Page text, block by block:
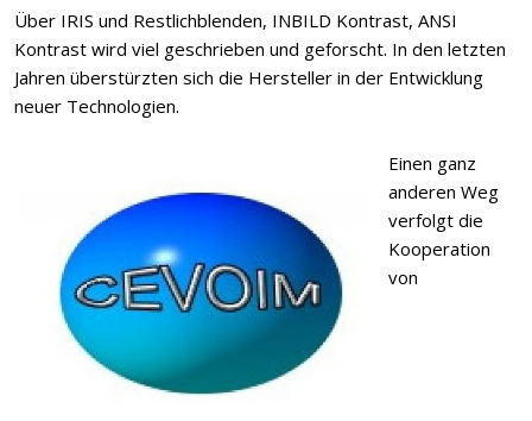
Über IRIS und Restlichblenden, INBILD Kontrast, ANSI
Kontrast wird viel geschrieben und geforscht. In den letzten
Jahren überstürzten sich die Hersteller in der Entwicklung
neuer Technologien.
Einen ganz
anderen Weg
verfolgt die
Kooperation
von